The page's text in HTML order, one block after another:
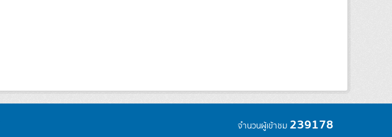
จำนวนผู้เข้าชม 239178